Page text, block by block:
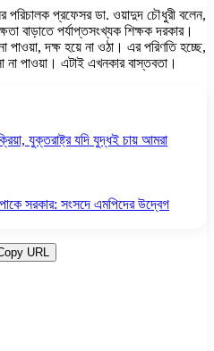
পরিচালক প্রফেসর ডা. ওয়াদুদ চৌধুরী বলেন,
বাড়াতে পর্যাপ্তসংখ্যক শিক্ষক দরকার।
পাওয়া, দক্ষ হয়ে না ওঠা। এর পরিণতি হচ্ছে,
না পাওয়া। এটাই এখনকার বাস্তবতা।
যুক্তরাষ্ট্র যদি যুদ্ধই চায় আমরা
সরকার: সংসদে এমপিদের উদ্বেগ
URL